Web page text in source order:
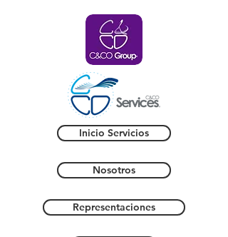
Inicio Servicios
Nosotros
Representaciones